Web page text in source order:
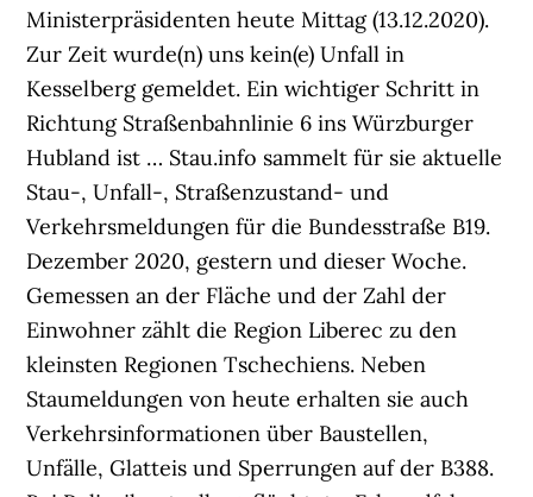
Ministerpräsidenten heute Mittag (13.12.2020).
Zur Zeit wurde(n) uns kein(e) Unfall in
Kesselberg gemeldet. Ein wichtiger Schritt in
Richtung Straßenbahnlinie 6 ins Würzburger
Hubland ist … Stau.info sammelt für sie aktuelle
Stau-, Unfall-, Straßenzustand- und
Verkehrsmeldungen für die Bundesstraße B19.
Dezember 2020, gestern und dieser Woche.
Gemessen an der Fläche und der Zahl der
Einwohner zählt die Region Liberec zu den
kleinsten Regionen Tschechiens. Neben
Staumeldungen von heute erhalten sie auch
Verkehrsinformationen über Baustellen,
Unfälle, Glatteis und Sperrungen auf der B388.